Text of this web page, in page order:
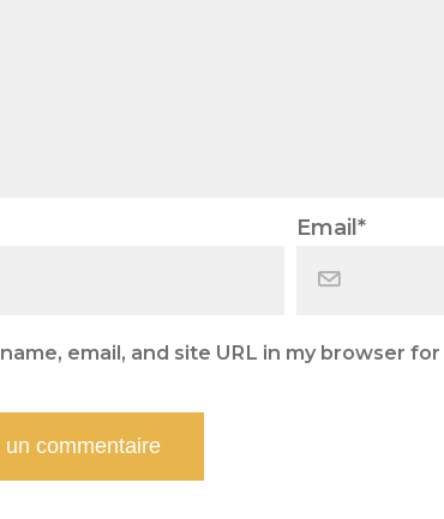
Email*
email, and site URL in my browser